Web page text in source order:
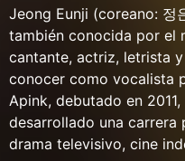
Jeong Eunji (coreano: 정
también conocida por el
cantante, actriz, letrista
conocer como vocalista
Apink, debutado en
desarrollado una carrera
drama televisivo, cine